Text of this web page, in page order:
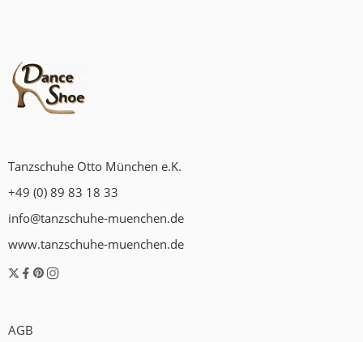
Tanzschuhe Otto München e.K.
+49 (0) 89 83 18 33
info@tanzschuhe-muenchen.de
www.tanzschuhe-muenchen.de
AGB